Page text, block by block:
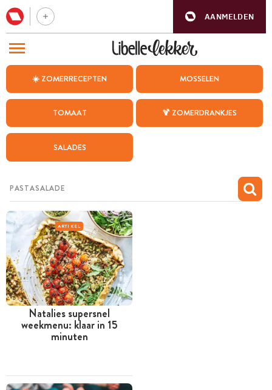
AANMELDEN
☀️ ZOMERRECEPTEN MOSSELEN
TOMAAT 🍹 ZOMERDRANKJES
SALADES
ARTIKEL
Natalies supersnel
weekmenu: klaar in 15
minuten
BEZOEK ONZE ANDERE WEBSITES
WEEKMENU
CHAT MET MAIA
MIJN BEWAARDE RECEPTEN